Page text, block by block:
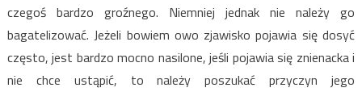
czegoś bardzo groźnego. Niemniej jednak nie należy go
bagatelizować. Jeżeli bowiem owo zjawisko pojawia się dosyć
często, jest bardzo mocno nasilone, jeśli pojawia się znienacka i
nie chce ustąpić, to należy poszukać przyczyn jego